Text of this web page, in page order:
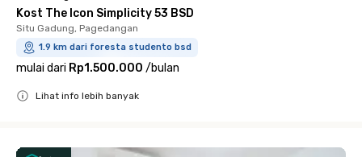
Kost The Icon Simplicity 53 BSD
Situ Gadung, Pagedangan
1.9 km dari foresta studento bsd
mulai dari Rp1.500.000 /bulan
Lihat info lebih banyak